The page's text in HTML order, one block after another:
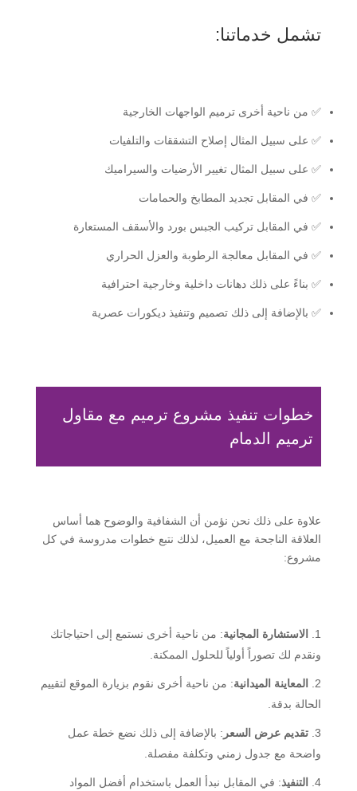
تشمل خدماتنا:
✅ من ناحية أخرى ترميم الواجهات الخارجية
✅ على سبيل المثال إصلاح التشققات والتلفيات
✅ على سبيل المثال تغيير الأرضيات والسيراميك
✅ في المقابل تجديد المطابخ والحمامات
✅ في المقابل تركيب الجبس بورد والأسقف المستعارة
✅ في المقابل معالجة الرطوبة والعزل الحراري
✅ بناءً على ذلك دهانات داخلية وخارجية احترافية
✅ بالإضافة إلى ذلك تصميم وتنفيذ ديكورات عصرية
خطوات تنفيذ مشروع ترميم مع مقاول
ترميم الدمام
علاوة على ذلك نحن نؤمن أن الشفافية والوضوح هما أساس
العلاقة الناجحة مع العميل، لذلك نتبع خطوات مدروسة في كل
مشروع:
الاستشارة المجانية: من ناحية أخرى نستمع إلى احتياجاتك
ونقدم لك تصوراً أولياً للحلول الممكنة.
المعاينة الميدانية: من ناحية أخرى نقوم بزيارة الموقع لتقييم
الحالة بدقة.
تقديم عرض السعر : بالإضافة إلى ذلك نضع خطة عمل
واضحة مع جدول زمني وتكلفة مفصلة.
التنفيذ: في المقابل نبدأ العمل باستخدام أفضل المواد